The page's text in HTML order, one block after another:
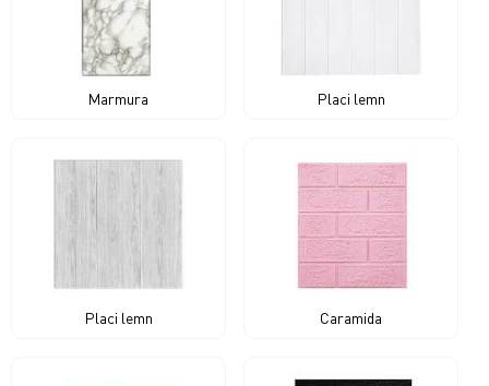
Marmura Placi lemn
Placi lemn Caramida